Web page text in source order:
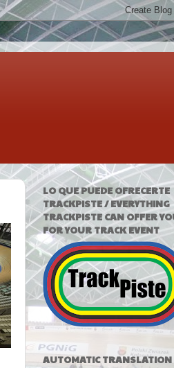
LO QUE PUEDE OFRECERTE
TRACKPISTE / EVERYTHING
TRACKPISTE CAN OFFER
FOR YOUR TRACK EVENT
AUTOMATIC TRANSLATION